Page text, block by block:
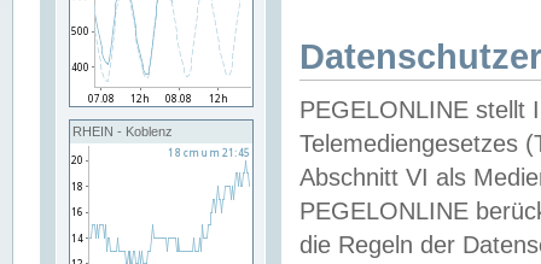
RHEIN - Koblenz
PEGELONLINE stellt
Telemediengesetzes
Abschnitt VI als
PEGELONLINE
die Regeln der